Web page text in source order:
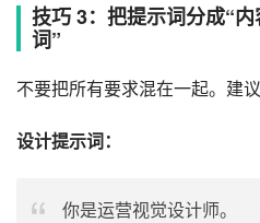
技巧 3：把提示词分成“
词”
不要把所有要求混在一起。建议
设计提示词：
你是运营视觉设计师。